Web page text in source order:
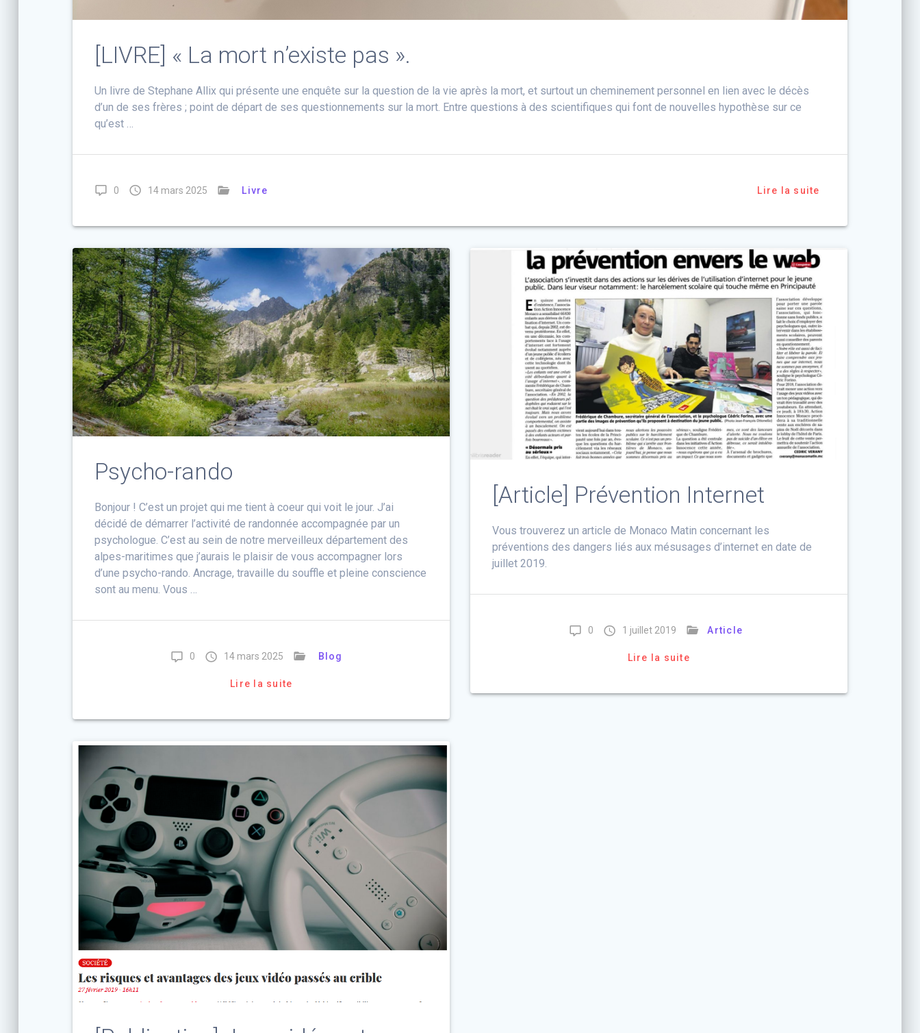
[LIVRE] « La mort n’existe pas ».
Un livre de Stephane Allix qui présente une enquête sur la question de la vie après la mort, et surtout un cheminement personnel en lien avec le décès
d’un de ses frères ; point de départ de ses questionnements sur la mort. Entre questions à des scientifiques qui font de nouvelles hypothèse sur ce
qu’est …
0 14 mars 2025 Livre Lire la suite
Psycho-rando
Bonjour ! C’est un projet qui me tient à coeur qui voit le jour. J’ai
décidé de démarrer l’activité de randonnée accompagnée par un
psychologue. C’est au sein de notre merveilleux département des
alpes-maritimes que j’aurais le plaisir de vous accompagner lors
d’une psycho-rando. Ancrage, travaille du souffle et pleine conscience
sont au menu. Vous …
0 14 mars 2025 Blog
Lire la suite
[Article] Prévention Internet
Vous trouverez un article de Monaco Matin concernant les
préventions des dangers liés aux mésusages d’internet en date de
juillet 2019.
0 1 juillet 2019 Article
Lire la suite